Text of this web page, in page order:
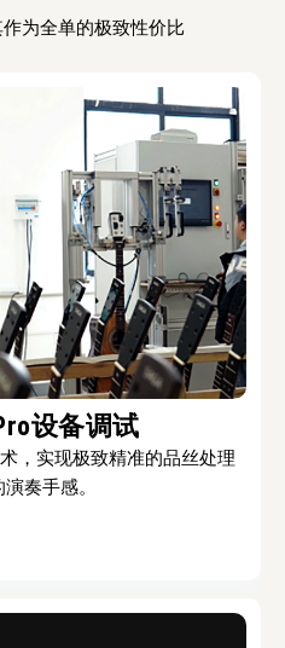
为全单的极致性价比
设备调试
，实现极致精准的品丝处理
奏手感。